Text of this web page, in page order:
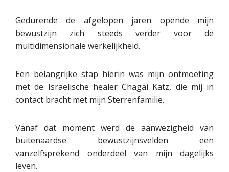
Gedurende de afgelopen jaren opende mijn
bewustzijn zich steeds verder voor de
multidimensionale werkelijkheid.
Een belangrijke stap hierin was mijn ontmoeting
met de Israëlische healer Chagai Katz, die mij in
contact bracht met mijn Sterrenfamilie.
Vanaf dat moment werd de aanwezigheid van
buitenaardse bewustzijnsvelden een
vanzelfsprekend onderdeel van mijn dagelijks
leven.